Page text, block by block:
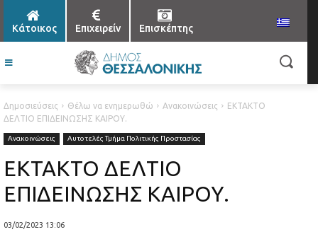
Κάτοικος Επιχειρείν Επισκέπτης
Δημοσιεύσεις Θέλω να ενημερωθώ Ανακοινώσεις
ΕΚΤΑΚΤΟ
ΔΕΛΤΙΟ ΕΠΙΔΕΙΝΩΣΗΣ ΚΑΙΡΟΥ.
Ανακοινώσεις Αυτοτελές Τμήμα Πολιτικής Προστασίας
ΕΚΤΑΚΤΟ ΔΕΛΤΙΟ
ΕΠΙΔΕΙΝΩΣΗΣ ΚΑΙΡΟΥ.
03/02/2023 13:06